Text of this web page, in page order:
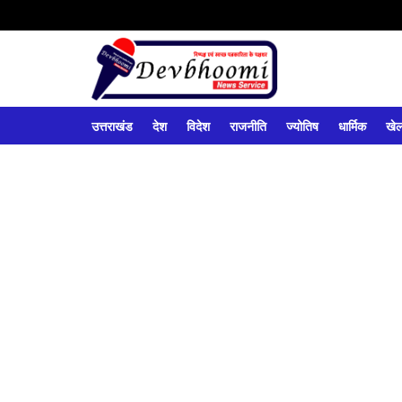
उत्तराखंड देश विदेश राजनीति ज्योतिष धार्मिक